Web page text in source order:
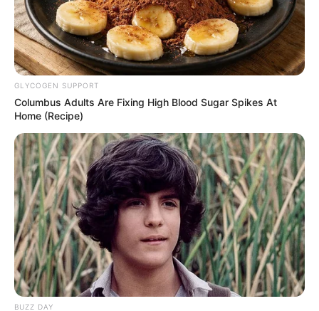
GLYCOGEN SUPPORT
Columbus Adults Are Fixing High Blood Sugar Spikes At
Home (Recipe)
BUZZ DAY